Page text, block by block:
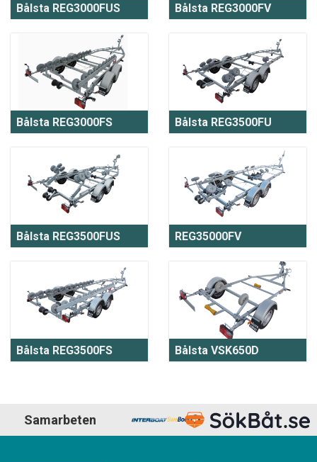
Bålsta REG3000FUS Bålsta REG3000FV
Bålsta REG3000FS Bålsta REG3500FU
Bålsta REG3500FUS REG35000FV
Bålsta REG3500FS Bålsta VSK650D
Samarbeten